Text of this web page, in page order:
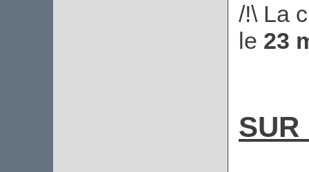
/!\ La
le 23